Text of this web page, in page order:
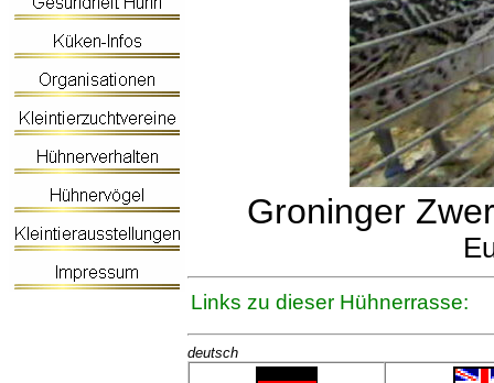
Groninger
Links zu dieser Hühnerrasse:
deutsch